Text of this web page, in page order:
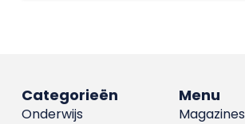
Menu
Magazines
Categorieën
Onderwijs